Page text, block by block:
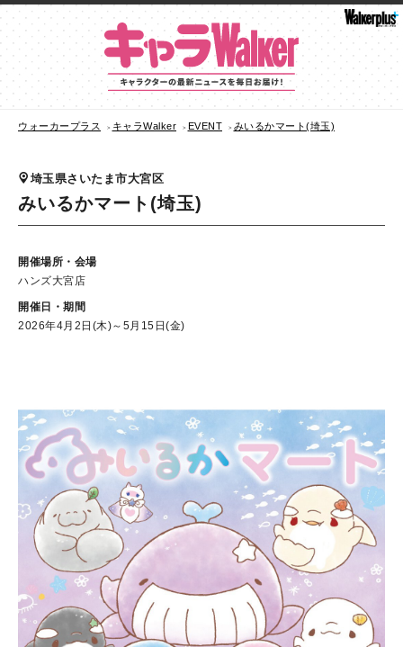
ウォーカープラス キャラWalker EVENT みいるかマート(埼玉)
埼玉県さいたま市大宮区
みいるかマート(埼玉)
開催場所・会場
ハンズ大宮店
開催日・期間
2026年4月2日(木)～5月15日(金)